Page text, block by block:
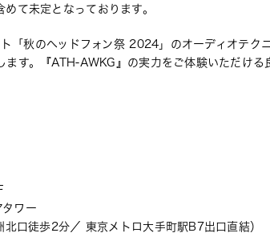
て未定となっております。
「秋のヘッドフォン祭 2024」のオーディオテク
ます。『ATH-AWKG 』 の実力をご体験いただけ
ワー
口徒歩2分／ 東京メトロ大手町駅B7出口直結）